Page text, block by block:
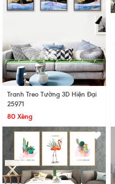
Tranh Treo Tường 3D Hiện Đại
25971
80 Xèng